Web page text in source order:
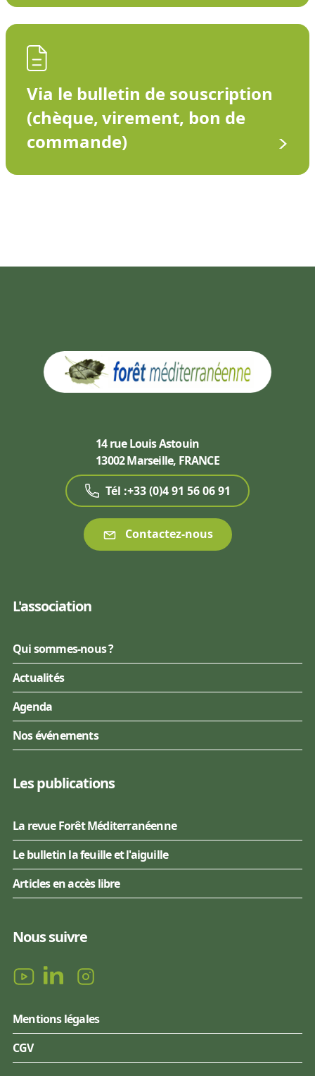
Via le bulletin de souscription
(chèque, virement, bon de
commande)
14 rue Louis Astouin
13002 Marseille, FRANCE
Tél :+33 (0)4 91 56 06 91
Contactez-nous
L'association
Qui sommes-nous ?
Actualités
Agenda
Nos événements
Les publications
La revue Forêt Méditerranéenne
Le bulletin la feuille et l'aiguille
Articles en accès libre
Nous suivre
Mentions légales
CGV